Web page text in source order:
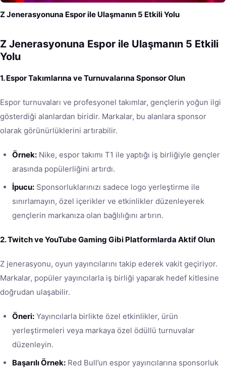
Z Jenerasyonuna Espor ile Ulaşmanın 5 Etkili Yolu
Z Jenerasyonuna Espor ile Ulaşmanın 5 Etkili
Yolu
1. Espor Takımlarına ve Turnuvalarına Sponsor Olun
Espor turnuvaları ve profesyonel takımlar, gençlerin yoğun ilgi
gösterdiği alanlardan biridir. Markalar, bu alanlara sponsor
olarak görünürlüklerini artırabilir.
Örnek: Nike, espor takımı T1 ile yaptığı iş birliğiyle gençler
arasında popülerliğini artırdı.
İpucu: Sponsorluklarınızı sadece logo yerleştirme ile
sınırlamayın, özel içerikler ve etkinlikler düzenleyerek
gençlerin markanıza olan bağlılığını artırın.
2. Twitch ve YouTube Gaming Gibi Platformlarda Aktif Olun
Z jenerasyonu, oyun yayıncılarını takip ederek vakit geçiriyor.
Markalar, popüler yayıncılarla iş birliği yaparak hedef kitlesine
doğrudan ulaşabilir.
Öneri: Yayıncılarla birlikte özel etkinlikler, ürün
yerleştirmeleri veya markaya özel ödüllü turnuvalar
düzenleyin.
Başarılı Örnek: Red Bull’un espor yayıncılarına sponsorluk